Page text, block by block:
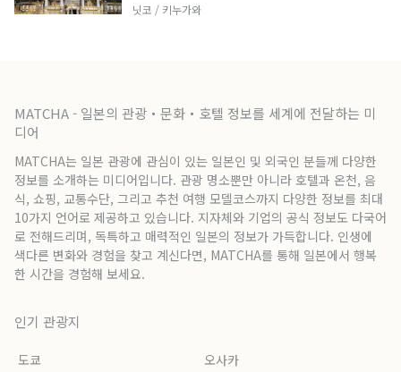
닛코 / 키누가와
MATCHA - 일본의 관광・문화・호텔 정보를 세계에 전달하는 미
디어
MATCHA는 일본 관광에 관심이 있는 일본인 및 외국인 분들께 다양한
정보를 소개하는 미디어입니다. 관광 명소뿐만 아니라 호텔과 온천, 음
식, 쇼핑, 교통수단, 그리고 추천 여행 모델코스까지 다양한 정보를 최대
10가지 언어로 제공하고 있습니다. 지자체와 기업의 공식 정보도 다국어
로 전해드리며, 독특하고 매력적인 일본의 정보가 가득합니다. 인생에
색다른 변화와 경험을 찾고 계신다면, MATCHA를 통해 일본에서 행복
한 시간을 경험해 보세요.
인기 관광지
도쿄 오사카